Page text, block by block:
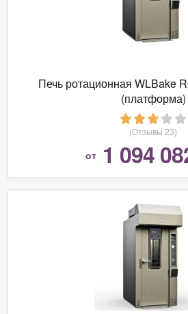
Печь ротационная WLBake
(платформа)
(Отзывы 23)
от 1 094